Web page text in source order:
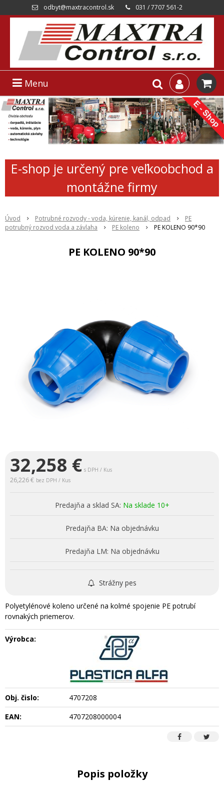
odbyt@maxtracontrol.sk 031 / 7707 561-2
Menu
E-shop je určený pre veľkoobchod a
montážne firmy
Úvod Potrubné rozvody - voda, kúrenie, kanál, odpad
PE
potrubný rozvod voda a závlaha
PE koleno PE KOLENO 90*90
PE KOLENO 90*90
32,258 € s DPH / Kus
26,226 € bez DPH / Kus
Predajňa a sklad SA: Na sklade 10+
Predajňa BA: Na objednávku
Predajňa LM: Na objednávku
Strážny pes
Polyetylénové koleno určené na kolmé spojenie PE potrubí
rovnakých priemerov.
Výrobca:
Obj. čislo:
4707208
EAN:
4707208000004
Popis položky